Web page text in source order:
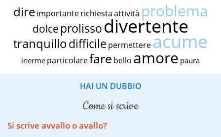
dire importante richiestaattività problema
dolce prolissodivertente
tranquillodifficile permettereacume
inerme particolarefare bello amore paura
HAI UN DUBBIO
come si scrive
Si scrive avvallo o avallo?